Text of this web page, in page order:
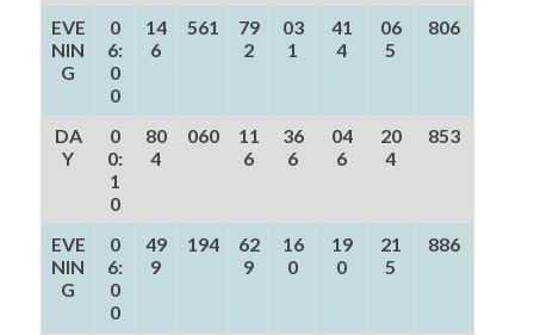
EVE
NIN
G
0
6:
0
0
14
6
561
79
2
03
1
41
4
06
5
806
DA
Y
0
0:
1
0
80
4
060
11
6
36
6
04
6
20
4
853
EVE
NIN
G
0
6:
0
0
49
9
194
62
9
16
0
19
0
21
5
886